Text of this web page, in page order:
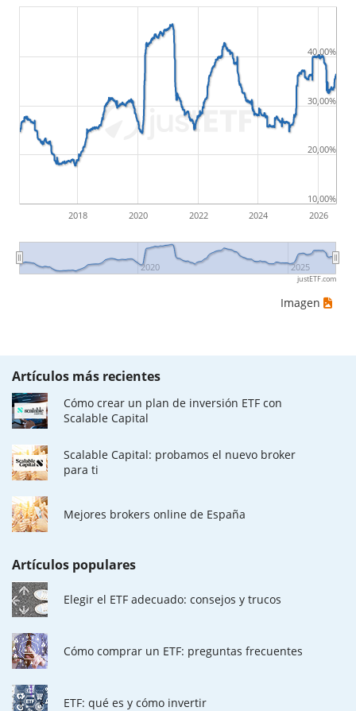
2018 2020 2022 2024 2026
2020 2025
10,00%
20,00%
30,00%
40,00%
justETF.com
Imagen
Artículos más recientes
Cómo crear un plan de inversión ETF con
Scalable Capital
Scalable Capital: probamos el nuevo broker
para ti
Mejores brokers online de España
Artículos populares
Elegir el ETF adecuado: consejos y trucos
Cómo comprar un ETF: preguntas frecuentes
ETF: qué es y cómo invertir